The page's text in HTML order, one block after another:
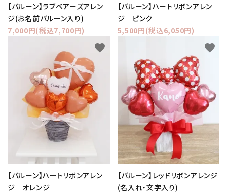
meeting_room ログイン 新規会員登録
【バルーン】ラブベアーズアレン
ジ(お名前バルーン入り)
7,000円(税込7,700円)
【バルーン】ハートリボンアレン
ジ ピンク
5,500円(税込6,050円)
【バルーン】ハートリボンアレン
ジ オレンジ
favorite
【バルーン】レッドリボンアレンジ
(名入れ・文字入り)
favorite